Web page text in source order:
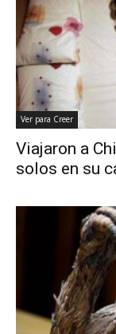
Ver para Creer
Viajaron a
solos en su